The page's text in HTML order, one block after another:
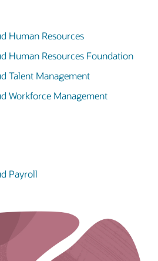
Human Resources
Human Resources Foundation
Talent Management
Workforce Management
Payroll